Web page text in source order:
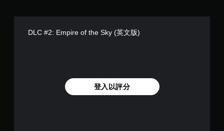
DLC #2: Empire of the Sky (英文版)
登入以評分